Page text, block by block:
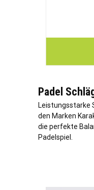
Padel
Leistungsstarke
den Marken
die perfekte
Padelspiel.